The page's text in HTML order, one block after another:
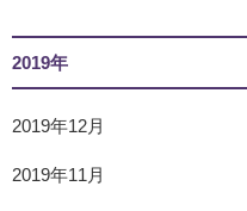
2019年
2019年12月
2019年11月